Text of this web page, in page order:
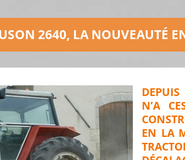
2640, LA NOUVEAUTÉ
N’A
EN LA